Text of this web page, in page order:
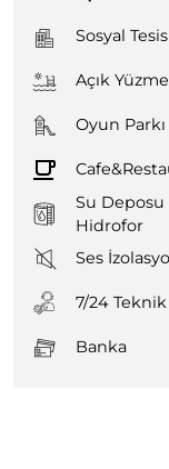
Sosyal
Açık
Oyun Parkı
Su Deposu
Hidrofor
Ses
7/24
Banka